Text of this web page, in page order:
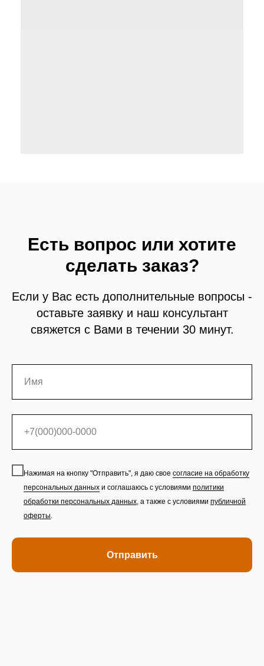
Есть вопрос или хотите
сделать заказ?
Если у Вас есть дополнительные вопросы -
оставьте заявку и наш консультант
свяжется с Вами в течении 30 минут.
Нажимая на кнопку "Отправить", я даю свое согласие на обработку
персональных данных и соглашаюсь с условиями политики
обработки персональных данных, а также с условиями публичной
оферты.
Отправить